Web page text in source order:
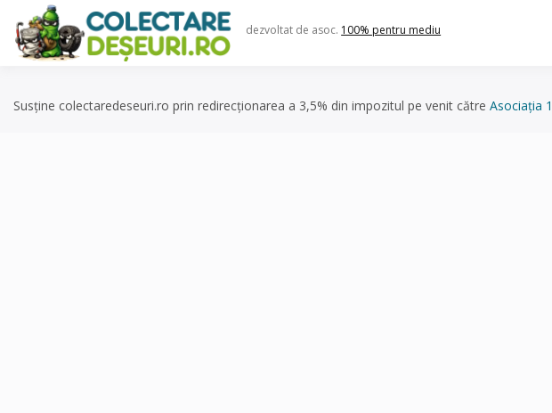
content
dezvoltat de asoc. 100% pentru mediu
Susține colectaredeseuri.ro prin redirecționarea a 3,5% din impozitul pe venit către Asociația